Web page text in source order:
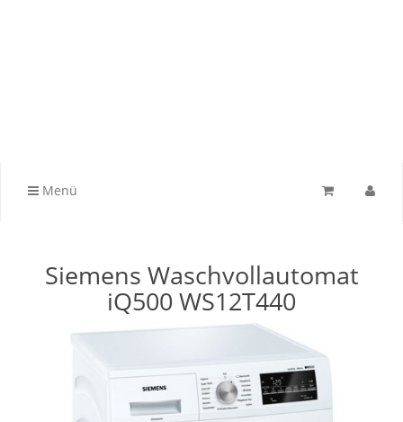
Menü
Siemens Waschvollautomat
iQ500 WS12T440